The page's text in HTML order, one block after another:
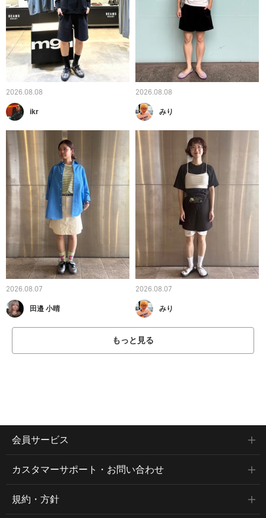
2026.08.08
ikr
2026.08.08
みり
2026.08.07
田邉 小晴
2026.08.07
みり
もっと見る
会員サービス
カスタマーサポート・お問い合わせ
規約・方針